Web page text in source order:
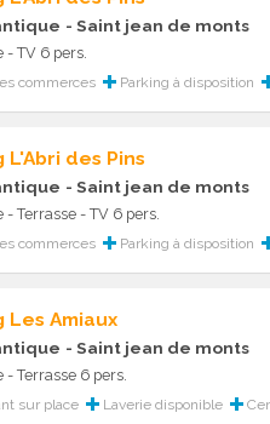
- Saint jean de monts
- TV 6 pers.
commerces Parking à disposition
L'Abri des Pins
- Saint jean de monts
- Terrasse - TV 6 pers.
commerces Parking à disposition
Les Amiaux
- Saint jean de monts
- Terrasse 6 pers.
sur place Laverie disponible